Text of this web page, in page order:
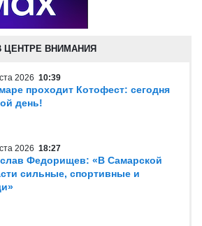
ЦЕНТРЕ ВНИМАНИЯ
2026 10:39
проходит Котофест: сегодня
день!
2026 18:27
Федорищев: «В Самарской
сильные, спортивные и